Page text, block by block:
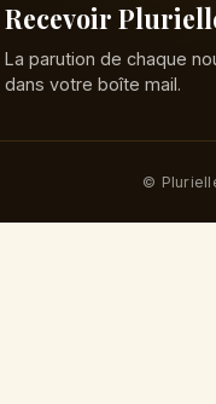
Recevoir
La parution de chaque
dans votre boîte mail.
©